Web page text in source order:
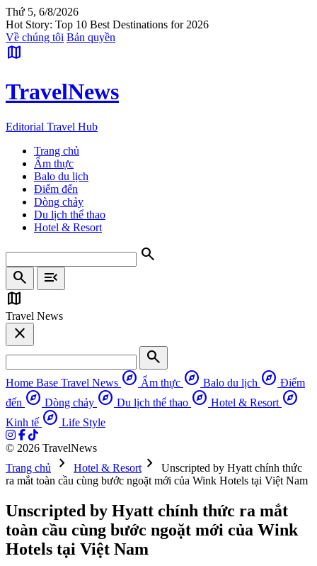
Thứ 5, 6/8/2026
Hot Story: Top 10 Best Destinations for 2026
Về chúng tôi Bản quyền
map
TravelNews
Editorial Travel Hub
Trang chủ
Ẩm thực
Balo du lịch
Điểm đến
Dòng chảy
Du lịch thể thao
Hotel & Resort
search
search
menu_open
map
Travel News
close
search
Home Base Travel News explore Ẩm thực explore Balo du lịch explore Điểm
đến explore Dòng chảy explore Du lịch thể thao explore Hotel & Resort explore
Kinh tế explore Life Style
© 2026 TravelNews
Trang chủ
chevron_right Hotel & Resort chevron_right
Unscripted by Hyatt chính thức
ra mắt toàn cầu cùng bước ngoặt mới của Wink Hotels tại Việt Nam
Unscripted by Hyatt chính thức ra mắt
toàn cầu cùng bước ngoặt mới của Wink
Hotels tại Việt Nam